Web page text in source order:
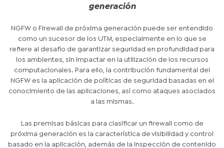
generación
NGFW o Firewall de próxima generación puede ser entendido
como un sucesor de los UTM, especialmente en lo que se
refiere al desafío de garantizar seguridad en profundidad para
los ambientes, sin impactar en la utilización de los recursos
computacionales. Para ello, la contribución fundamental del
NGFW es la aplicación de políticas de seguridad basadas en el
conocimiento de las aplicaciones, así como ataques asociados
a las mismas.
Las premisas básicas para clasificar un firewall como de
próxima generación es la característica de visibilidad y control
basado en la aplicación, además de la inspección de contenido